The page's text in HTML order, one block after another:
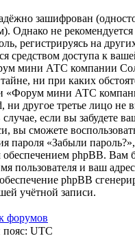
зашифрован
Однако не рекомендуется
регистрируясь на
средством доступа к
мини АТС компании
ни при каких
«Форум мини АТС
ни другое третье лицо не
если вы забудете
вы сможете
пароля «Забыли
phpBB. Вам
пользователя и ваш
phpBB
учётной записи.
форумов
пояс: UTC